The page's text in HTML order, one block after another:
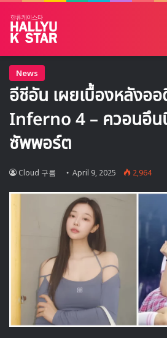
News
อีชีอัน เผยเบื้องหลังอ
Inferno 4 – ควอนอึน
ซัพพอร์ต
Cloud 구름 April 9, 2025 2,964